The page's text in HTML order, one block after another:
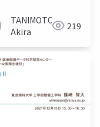
TANIMOTO
Akira
219